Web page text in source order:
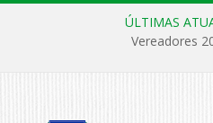
ÚLTIMAS
Vereadores